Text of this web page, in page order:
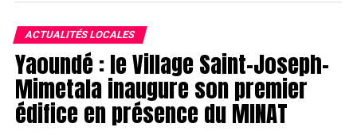
ACTUALITÉS LOCALES
Yaoundé : le Village Saint-Joseph-
Mimetala inaugure son premier
édifice en présence du MINAT